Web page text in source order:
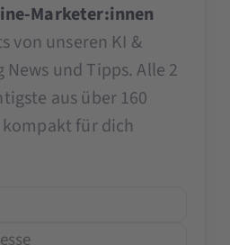
Marketer:innen
von unseren KI &
und Tipps. Alle 2
aus über 160
für dich